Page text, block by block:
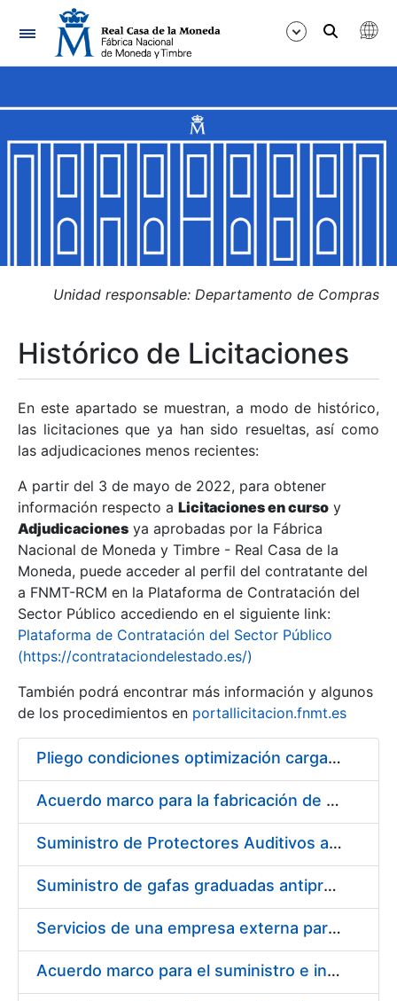
Navegación
Mostrar/Ocultar
Mostrar/Ocultar
Mostrar/Ocultar
Mostrar/Ocultar
Mostrar/Ocultar
Mostrar/Ocultar
Unidad responsable: Departamento de Compras
Histórico de Licitaciones
En este apartado se muestran, a modo de histórico,
las licitaciones que ya han sido resueltas, así como
las adjudicaciones menos recientes:
A partir del 3 de mayo de 2022, para obtener
información respecto a Licitaciones en curso y
Adjudicaciones ya aprobadas por la Fábrica
Nacional de Moneda y Timbre - Real Casa de la
Moneda, puede acceder al perfil del contratante del
a FNMT-RCM en la Plataforma de Contratación del
Sector Público accediendo en el siguiente link:
Plataforma de Contratación del Sector Público
(https://contrataciondelestado.es/)
También podrá encontrar más información y algunos
de los procedimientos en portallicitacion.fnmt.es
Pliego condiciones optimización cargas compras firmado
Acuerdo marco para la fabricación de piezas
Suministro de Protectores Auditivos a medida para las personas trabajadoras de los Centros de Trabajo de Madrid y Burgos
Suministro de gafas graduadas antiproyecciones para los trabajadores de la FNMT-RCM en los centros de trabajo de Madrid y Burgos
Servicios de una empresa externa para el asesoramiento y resolución de los recursos de alzada que se presentan relacionados con procesos de selección para la FNMT-RCM
Acuerdo marco para el suministro e instalación de persianas, estores y otros complementos